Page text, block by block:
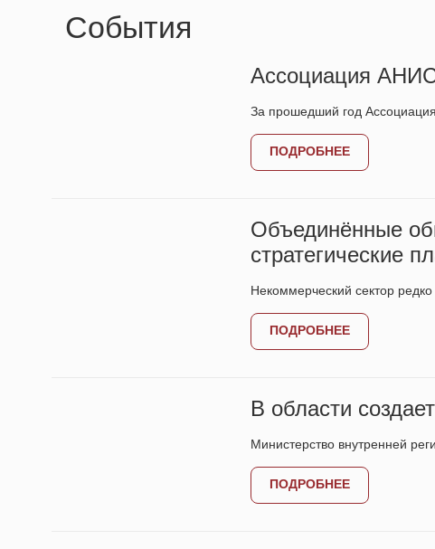
Cобытия
Ассоциация
За прошедший год
ПОДРОБНЕЕ
Объединённые
стратегические
Некоммерческий сектор
ПОДРОБНЕЕ
В области
Министерство внутренней
ПОДРОБНЕЕ